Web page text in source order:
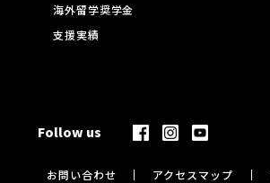
海外留学奨学金
支援実績
Follow us
お問い合わせ アクセスマップ